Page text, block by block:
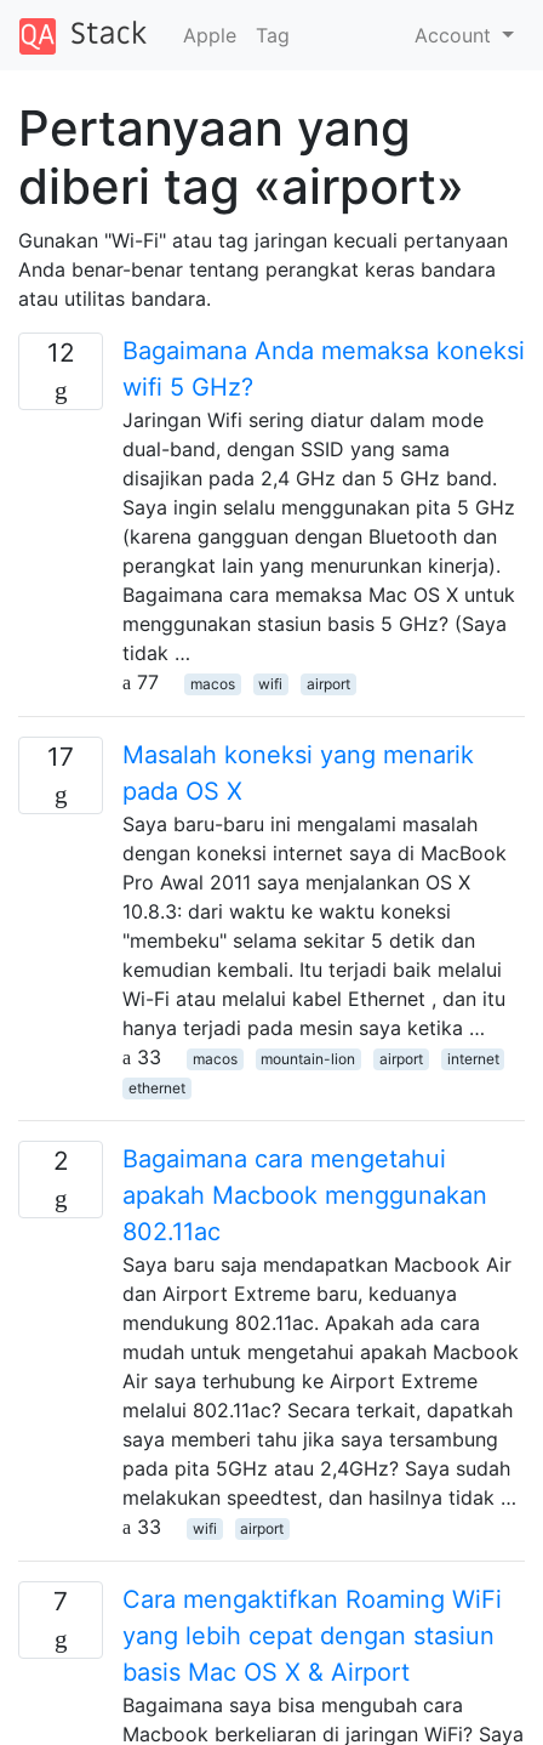
Apple Tag Account
Pertanyaan yang
diberi tag «airport»
Gunakan "Wi-Fi" atau tag jaringan kecuali pertanyaan
Anda benar-benar tentang perangkat keras bandara
atau utilitas bandara.
12
Bagaimana Anda memaksa koneksi
wifi 5 GHz?
Jaringan Wifi sering diatur dalam mode
dual-band, dengan SSID yang sama
disajikan pada 2,4 GHz dan 5 GHz band.
Saya ingin selalu menggunakan pita 5 GHz
(karena gangguan dengan Bluetooth dan
perangkat lain yang menurunkan kinerja).
Bagaimana cara memaksa Mac OS X untuk
menggunakan stasiun basis 5 GHz? (Saya
tidak …
77
macos wifi airport
17
Masalah koneksi yang menarik
pada OS X
Saya baru-baru ini mengalami masalah
dengan koneksi internet saya di MacBook
Pro Awal 2011 saya menjalankan OS X
10.8.3: dari waktu ke waktu koneksi
"membeku" selama sekitar 5 detik dan
kemudian kembali. Itu terjadi baik melalui
Wi-Fi atau melalui kabel Ethernet , dan itu
hanya terjadi pada mesin saya ketika …
33
macos mountain-lion airport
internet
ethernet
2
Bagaimana cara mengetahui
apakah Macbook menggunakan
802.11ac
Saya baru saja mendapatkan Macbook Air
dan Airport Extreme baru, keduanya
mendukung 802.11ac. Apakah ada cara
mudah untuk mengetahui apakah Macbook
Air saya terhubung ke Airport Extreme
melalui 802.11ac? Secara terkait, dapatkah
saya memberi tahu jika saya tersambung
pada pita 5GHz atau 2,4GHz? Saya sudah
melakukan speedtest, dan hasilnya tidak …
33
wifi airport
7
Cara mengaktifkan Roaming WiFi
yang lebih cepat dengan stasiun
basis Mac OS X & Airport
Bagaimana saya bisa mengubah cara
Macbook berkeliaran di jaringan WiFi? Saya